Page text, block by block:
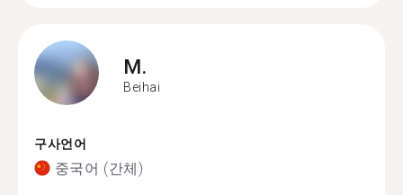
M.
Beihai
구사언어
중국어 (간체)